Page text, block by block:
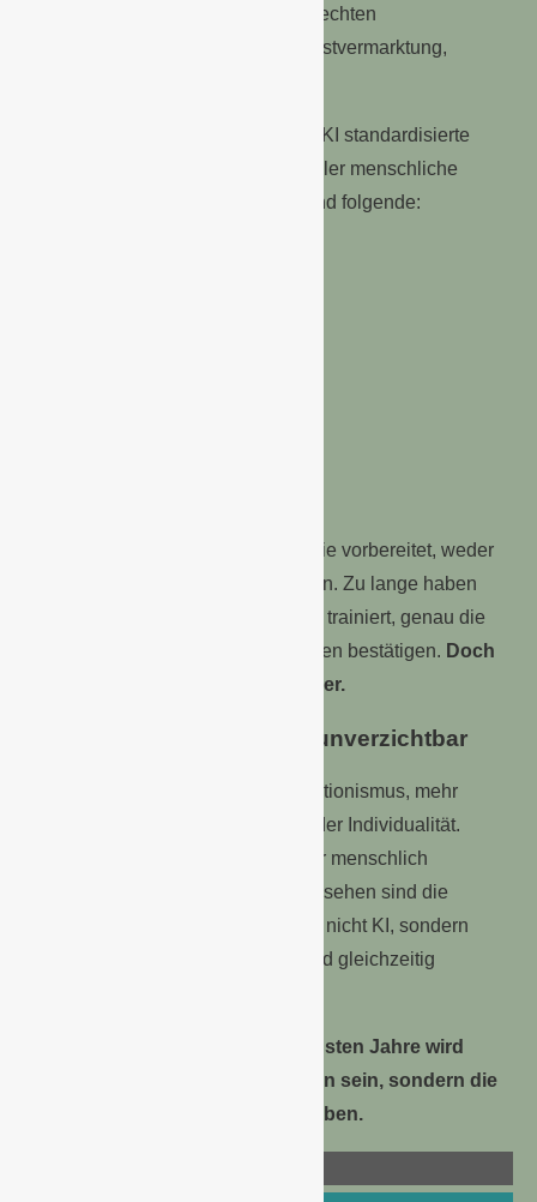
Persönlichkeit werden plötzlich zu echten
Wettbewerbsvorteile, nicht als Selbstvermarktung,
Die Ironie dabei ist, dass je stärker KI standardisierte
Aufgaben übernimmt, umso wertvoller menschliche
Eigenschaften werden. Und das sind folgende:
Viele Absolventen wurden darauf nie vorbereitet, weder
an der Schule noch an Hochschulen. Zu lange haben
Bildungssysteme Menschen darauf trainiert, genau die
Antworten zu liefern, die Erwartungen bestätigen. Doch
KI kann das inzwischen viel besser.
Unverwechselbarkeit wird unverzichtbar
Die Zukunft braucht weniger Perfektionismus, mehr
Anpassungsfähigkeit bei wachsender Individualität.
Lautstärke zählt weniger, dafür aber menschlich
So gesehen sind die
eigentliche Konkurrenz der Zukunft nicht KI, sondern
Menschen, die KI besser nutzen und gleichzeitig
Die wichtigste Fähigkeit der nächsten Jahre wird
deshalb nicht technisches Wissen sein, sondern die
Fähigkeit, trotz KI relevant zu bleiben.